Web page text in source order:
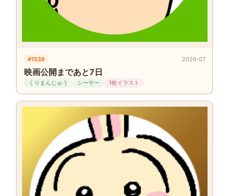
#1539 2026-07
映画公開まであと7日
くりまんじゅう シーサー 1枚イラスト